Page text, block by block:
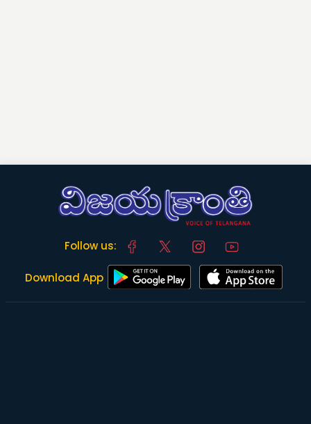
Follow us:
Download App